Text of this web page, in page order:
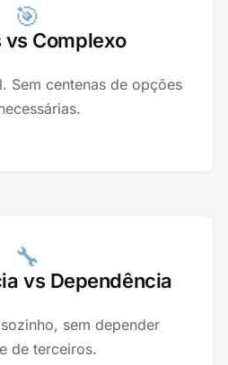
🎯
vs Complexo
Sem centenas de opções
🔧
vs Dependência
sem depender
de terceiros.